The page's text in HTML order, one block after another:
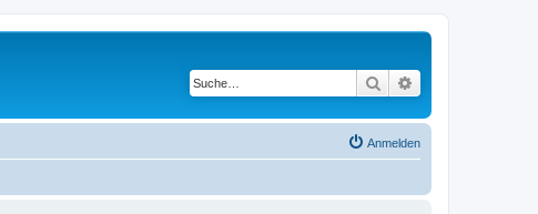
Suche
Anmelden